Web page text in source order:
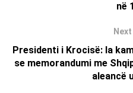
në
Presidenti i Krocisë: Ia
se memorandumi me
aleancë